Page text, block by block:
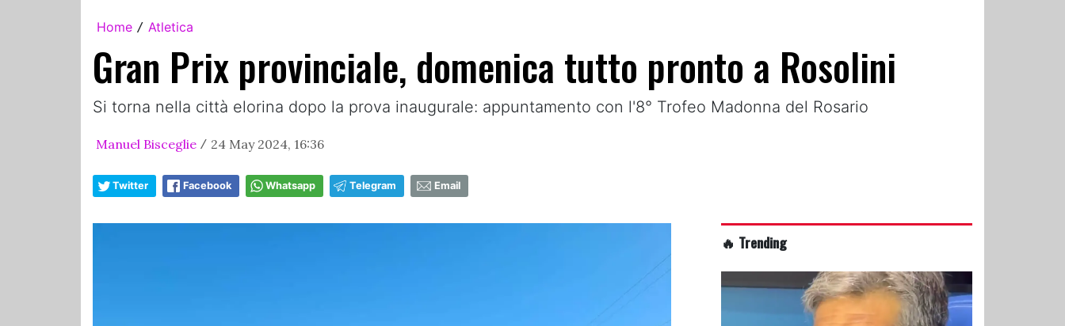
Home / Atletica
Gran Prix provinciale, domenica tutto pronto a Rosolini
Si torna nella città elorina dopo la prova inaugurale: appuntamento con l'8° Trofeo Madonna del Rosario
Manuel Bisceglie / 24 May 2024, 16:36
Twitter Facebook Whatsapp Telegram Email
🔥 Trending